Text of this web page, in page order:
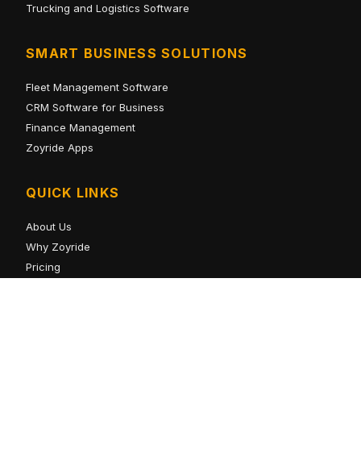
Trucking and Logistics Software
SMART BUSINESS SOLUTIONS
Fleet Management Software
CRM Software for Business
Finance Management
Zoyride Apps
QUICK LINKS
About Us
Why Zoyride
Pricing